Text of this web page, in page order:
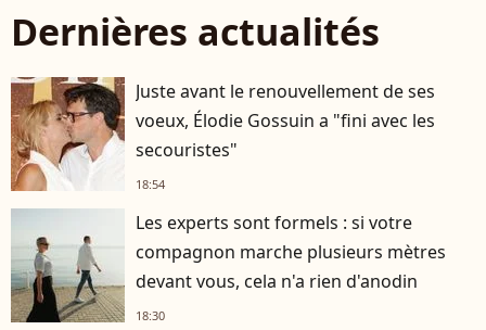
Dernières actualités
Juste avant le renouvellement de ses
voeux, Élodie Gossuin a "fini avec les
secouristes"
18:54
Les experts sont formels : si votre
compagnon marche plusieurs mètres
devant vous, cela n'a rien d'anodin
18:30